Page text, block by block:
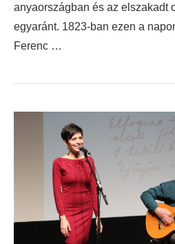
anyaországban és az elszakadt
egyaránt. 1823-ban ezen a
Ferenc …